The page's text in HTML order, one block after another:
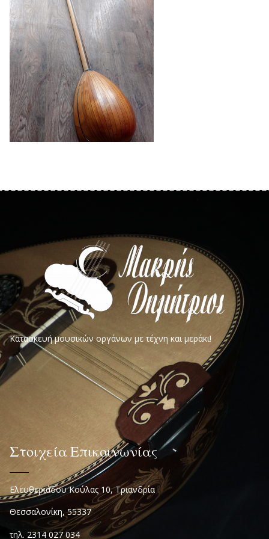
Κατασκευή μουσικών οργάνων με τέχνη και μεράκι!
Στοιχεία Επικοινωνίας
Ελευθεριάδου Κούλας 10, Τριανδρία
Θεσσαλονίκη, 55337
τηλ. 2314 027 034